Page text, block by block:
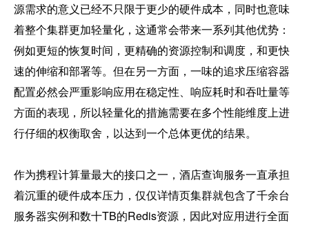
源需求的意义已经不只限于更少的硬件成本，同时也意味
着整个集群更加轻量化，这通常会带来一系列其他优势：
例如更短的恢复时间，更精确的资源控制和调度，和更快
速的伸缩和部署等。但在另一方面，一味的追求压缩容器
配置必然会严重影响应用在稳定性、响应耗时和吞吐量等
方面的表现，所以轻量化的措施需要在多个性能维度上进
行仔细的权衡取舍，以达到一个总体更优的结果。
作为携程计算量最大的接口之一，酒店查询服务一直承担
着沉重的硬件成本压力，仅仅详情页集群就包含了千余台
服务器实例和数十TB的Redis资源，因此对应用进行全面